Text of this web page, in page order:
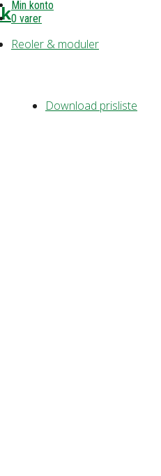
Min konto
0 varer
Reoler & moduler
Download prisliste